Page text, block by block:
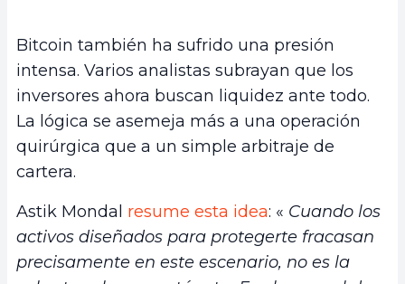
Bitcoin también ha sufrido una presión
intensa. Varios analistas subrayan que los
inversores ahora buscan liquidez ante todo.
La lógica se asemeja más a una operación
quirúrgica que a un simple arbitraje de
cartera.
Astik Mondal resume esta idea: « Cuando los
activos diseñados para protegerte fracasan
precisamente en este escenario, no es la